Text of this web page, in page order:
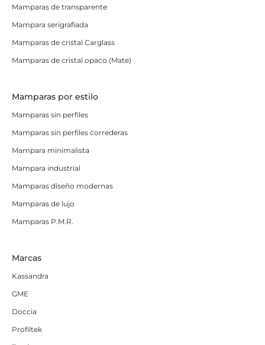
Mamparas de transparente
Mampara serigrafiada
Mamparas de cristal Carglass
Mamparas de cristal opaco (Mate)
Mamparas por estilo
Mamparas sin perfiles
Mamparas sin perfiles correderas
Mampara minimalista
Mampara industrial
Mamparas diseño modernas
Mamparas de lujo
Mamparas P.M.R.
Marcas
Kassandra
GME
Doccia
Profiltek